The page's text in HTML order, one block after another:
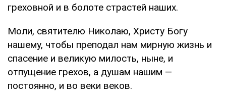
греховной и в болоте страстей наших.
Моли, святителю Николаю, Христу Богу
нашему, чтобы преподал нам мирную жизнь и
спасение и великую милость, ныне, и
отпущение грехов, а душам нашим —
постоянно, и во веки веков.